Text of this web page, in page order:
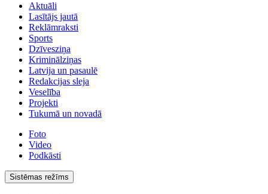
Aktuāli
Lasītājs jautā
Reklāmraksti
Sports
Dzīvesziņa
Kriminālziņas
Latvija un pasaulē
Redakcijas sleja
Veselība
Projekti
Tukumā un novadā
Foto
Video
Podkāsti
Sistēmas režīms